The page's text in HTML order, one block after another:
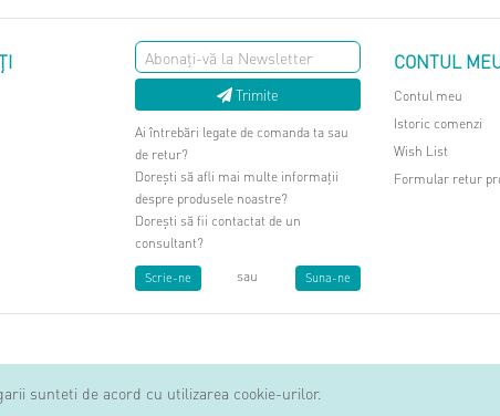
Trimite
Ai întrebări legate de comanda ta sau
de retur?
Dorești să afli mai multe informații
despre produsele noastre?
Dorești să fii contactat de un
consultant?
Scrie-ne sau Suna-ne
CONTUL
Contul meu
Istoric comenzi
Wish List
Formular retur
sunteti de acord cu utilizarea cookie-urilor.